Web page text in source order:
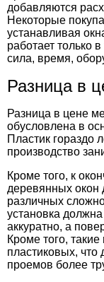
добавляются
Некоторые
устанавливая
работает только
сила, время,
Разница в
Разница в цене
обусловлена в
Пластик гораздо
производство
Кроме того, к
деревянных окон
различных
установка
аккуратно, а
Кроме того,
пластиковых, что
проемов более